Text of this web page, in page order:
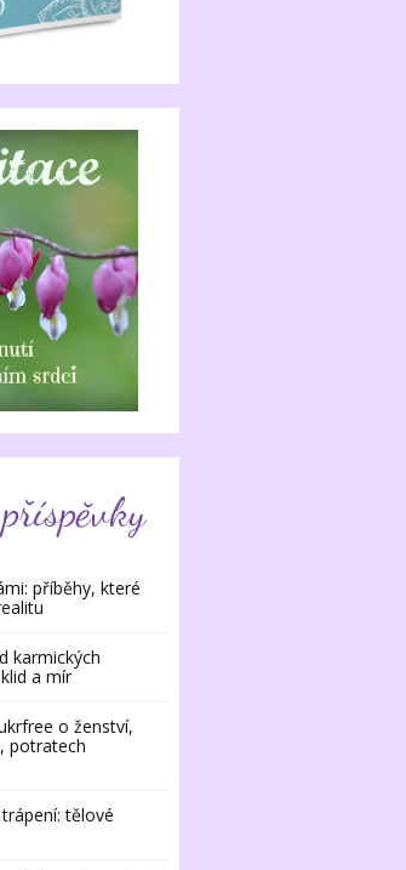
příběhy, které
karmických
a mír
o ženství,
potratech
tělové